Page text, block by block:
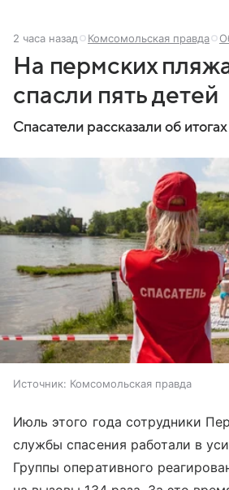
2 часа назад Комсомольская правда
На пермских
спасли пять детей
Спасатели рассказали об
Источник: Комсомольская правда
Июль этого года сотрудники
службы спасения работали в
Группы оперативного